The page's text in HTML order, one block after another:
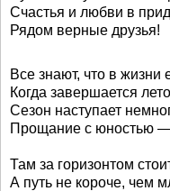
Счастья и любви в
Рядом верные друзья!
Все знают, что в жизни
Когда завершается
Сезон наступает
Прощание с юностью —
Там за горизонтом
А путь не короче, чем